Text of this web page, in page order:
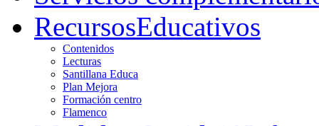
RecursosEducativos
Contenidos
Lecturas
Santillana Educa
Plan Mejora
Formación centro
Flamenco